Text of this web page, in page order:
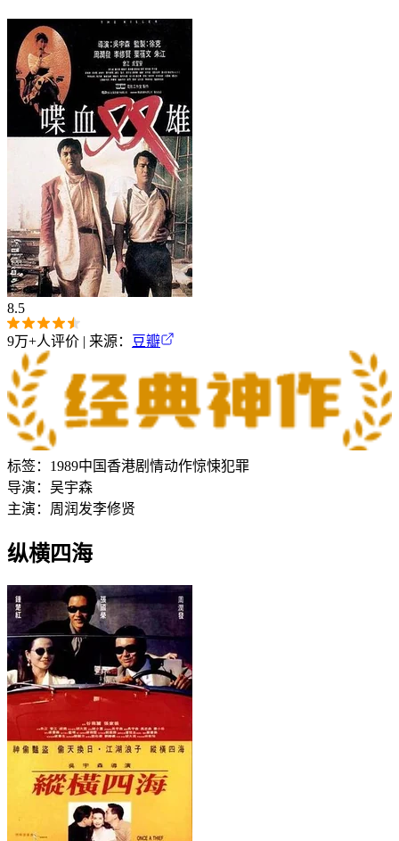
8.5
9万+人评价 | 来源： 豆瓣
标签： 1989中国香港剧情动作惊悚犯罪
导演： 吴宇森
主演： 周润发李修贤
纵横四海